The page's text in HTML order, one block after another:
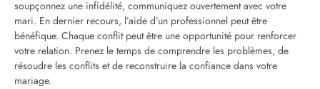
soupçonnez une infidélité, communiquez ouvertement avec votre
mari. En dernier recours, l’aide d’un professionnel peut être
bénéfique. Chaque conflit peut être une opportunité pour renforcer
votre relation. Prenez le temps de comprendre les problèmes, de
résoudre les conflits et de reconstruire la confiance dans votre
mariage.